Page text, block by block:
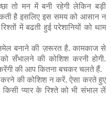
तो मन में बनी रहेगी लेकिन बड़ी
है इसलिए इस समय को आसान न
में बढती हुई परेशानियों को थाम
बनाने की ज़रूरत है. कामकाज से
सँभालने की कोशिश करनी होगी.
करेंगी की आप कितना बचकर चलते हैं.
की कोशिश न करें. ऐसा करते हुए
प्यार के रिश्ते को भी संभाल लें